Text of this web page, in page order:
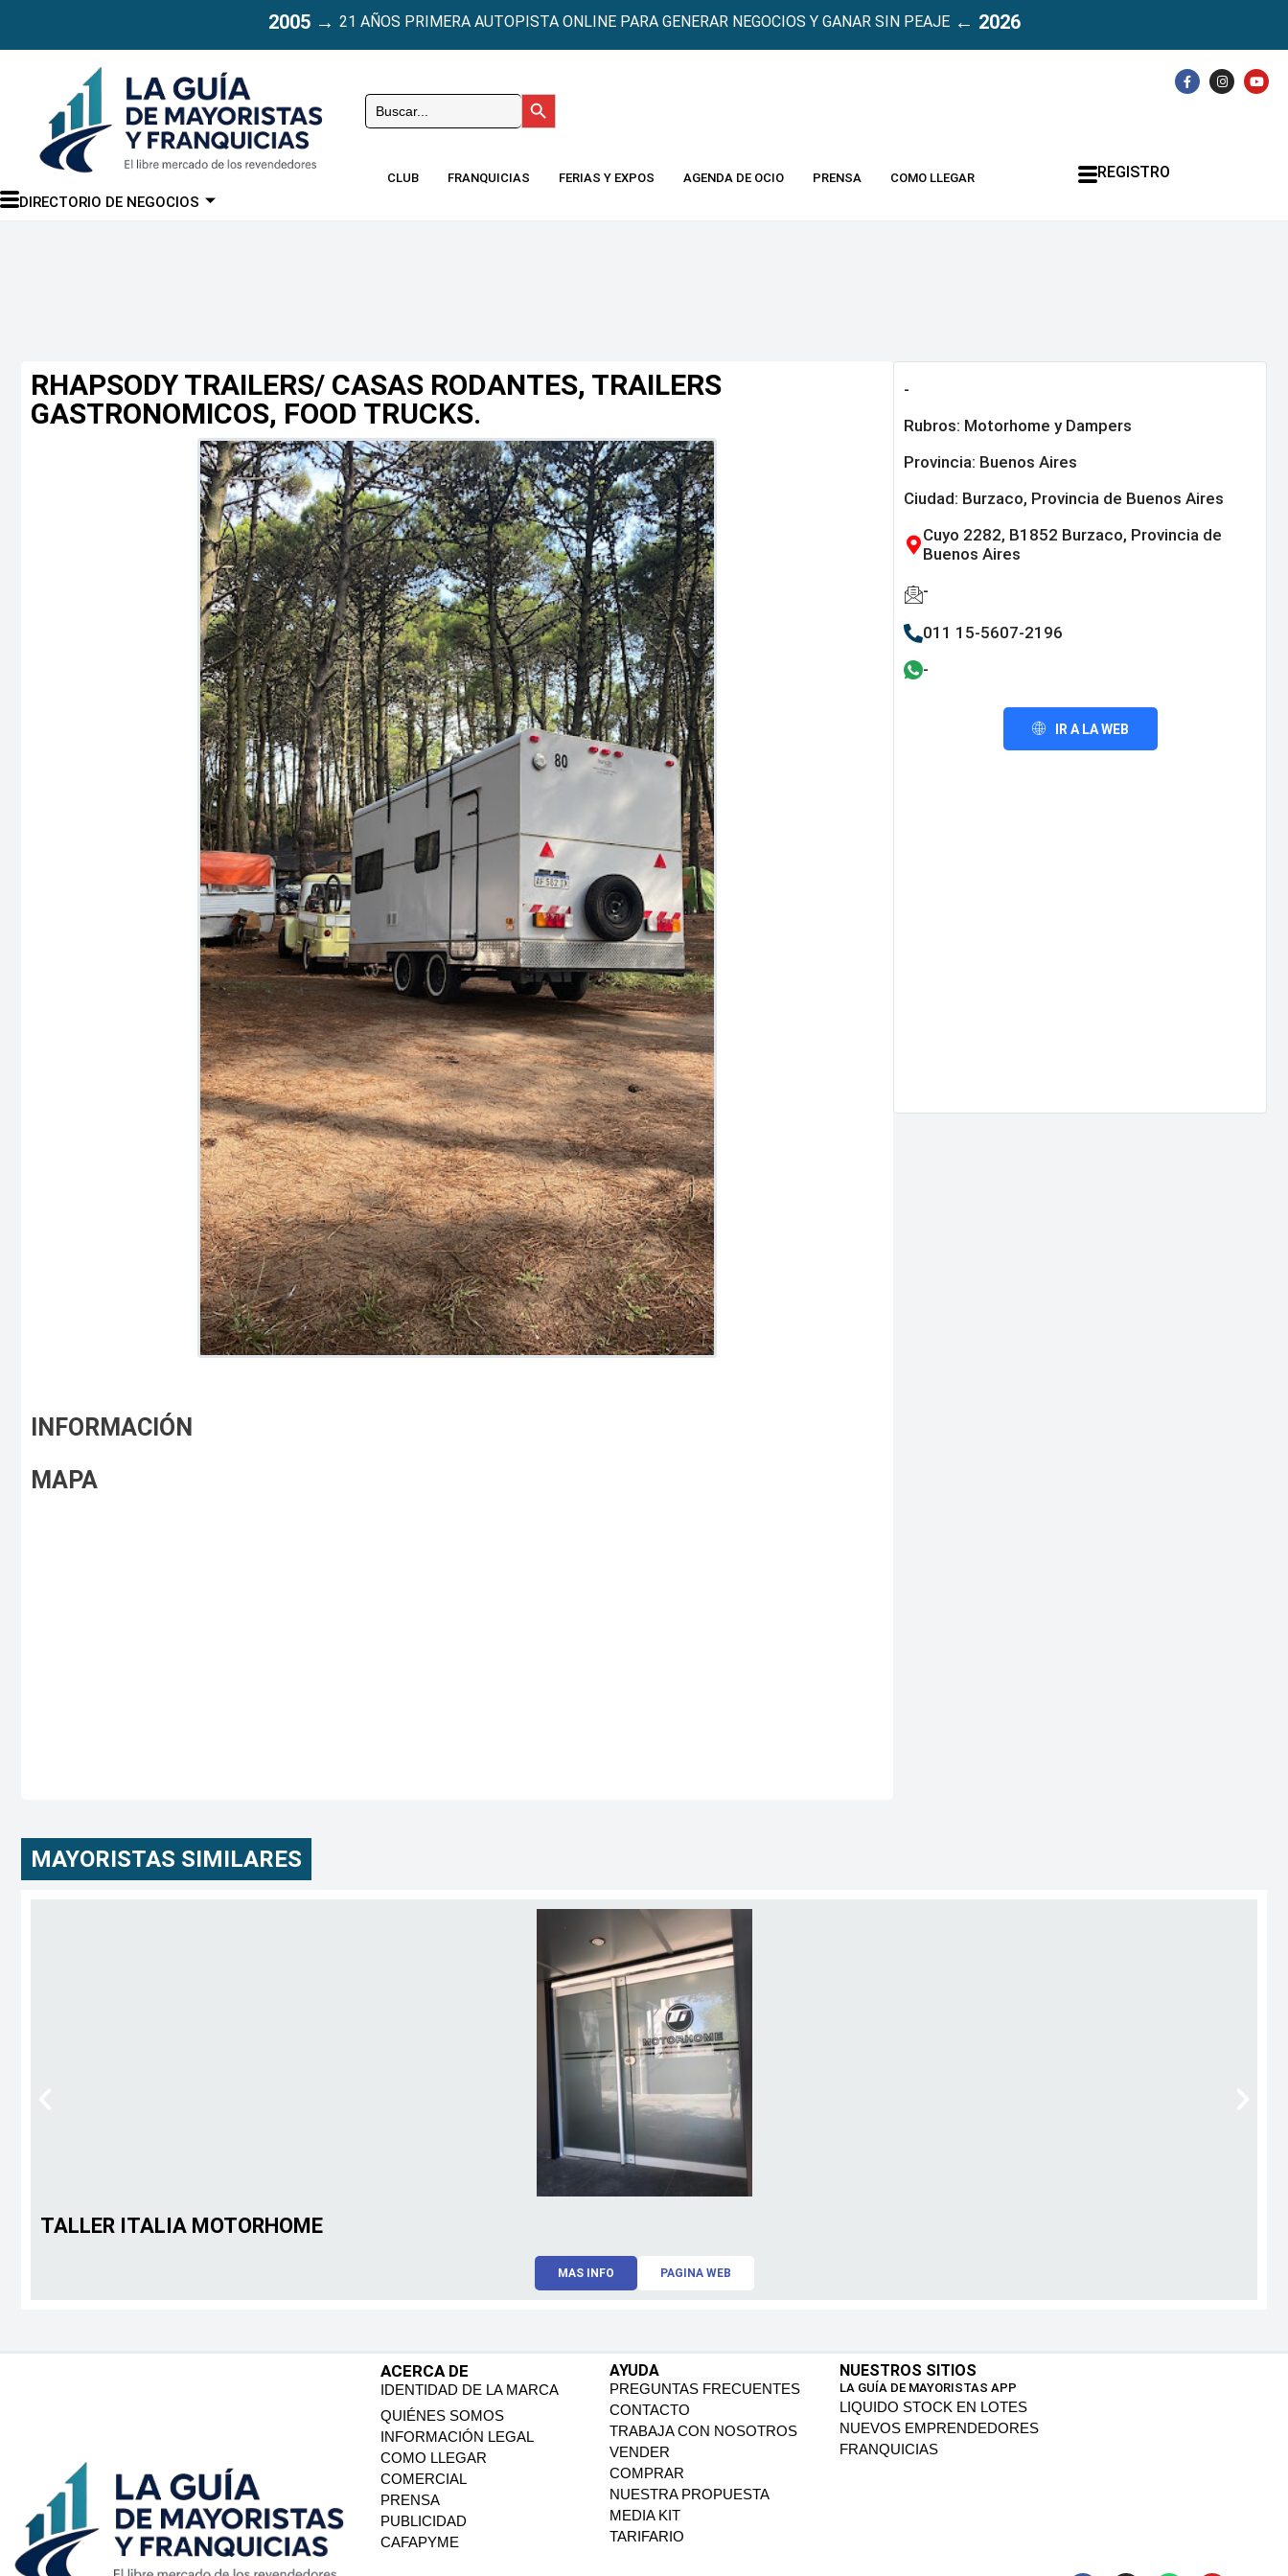
2005→ 21 AÑOS PRIMERA AUTOPISTA ONLINE PARA GENERAR NEGOCIOS Y GANAR SIN PEAJE← 2026
DIRECTORIO DE NEGOCIOS
Buscar: Botón de búsqueda
CLUB FRANQUICIAS FERIAS Y EXPOS AGENDA DE OCIO PRENSA COMO LLEGAR REGISTRO
RHAPSODY TRAILERS/ CASAS RODANTES, TRAILERS
GASTRONOMICOS, FOOD TRUCKS.
INFORMACIÓN
MAPA
-
Rubros: Motorhome y Dampers
Provincia: Buenos Aires
Ciudad: Burzaco, Provincia de Buenos Aires
Cuyo 2282, B1852 Burzaco, Provincia de
Buenos Aires
-
011 15-5607-2196
-
IR A LA WEB
MAYORISTAS SIMILARES
TALLER ITALIA MOTORHOME
MAS INFO PAGINA WEB
ACERCA DE
IDENTIDAD DE LA MARCA
QUIÉNES SOMOS
INFORMACIÓN LEGAL
COMO LLEGAR
COMERCIAL
PRENSA
PUBLICIDAD
CAFAPYME
AYUDA
PREGUNTAS FRECUENTES
CONTACTO
TRABAJA CON NOSOTROS
VENDER
COMPRAR
NUESTRA PROPUESTA
MEDIA KIT
TARIFARIO
NUESTROS SITIOS
LA GUÍA DE MAYORISTAS APP
LIQUIDO STOCK EN LOTES
NUEVOS EMPRENDEDORES
FRANQUICIAS